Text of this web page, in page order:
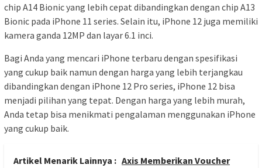
chip A14 Bionic yang lebih cepat dibandingkan dengan chip A13
Bionic pada iPhone 11 series. Selain itu, iPhone 12 juga memiliki
kamera ganda 12MP dan layar 6.1 inci.
Bagi Anda yang mencari iPhone terbaru dengan spesifikasi
yang cukup baik namun dengan harga yang lebih terjangkau
dibandingkan dengan iPhone 12 Pro series, iPhone 12 bisa
menjadi pilihan yang tepat. Dengan harga yang lebih murah,
Anda tetap bisa menikmati pengalaman menggunakan iPhone
yang cukup baik.
Artikel Menarik Lainnya : Axis Memberikan Voucher